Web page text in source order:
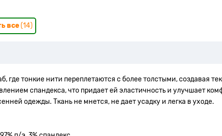
все(14)
тонкие нити переплетаются с более толстыми, создавая
спандекса, что придает ей эластичность и улучшает
одежды. Ткань не мнется, не дает усадку и легка в уходе.